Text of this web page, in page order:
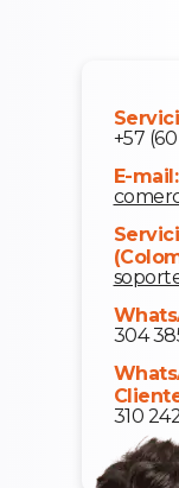
+57
E-mail:
304
310